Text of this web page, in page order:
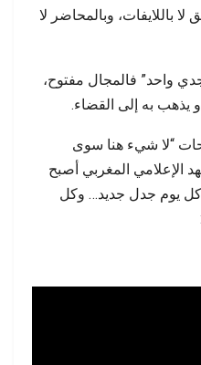
لا باللايفات، وبالمحاضر لا
واحد” فالمجال مفتوح،
يذهب به إلى القضاء.
“لا شيء هنا سوى
الإعلامي المغربي أصبح
يوم جدل جديد… وكل